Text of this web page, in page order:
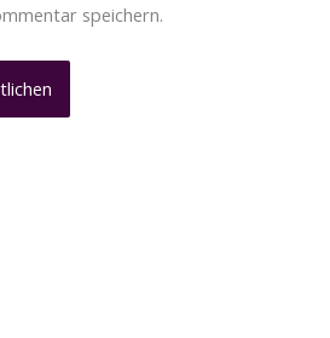
speichern.